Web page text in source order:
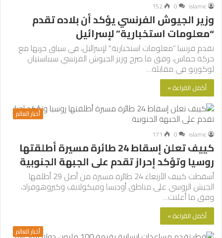
islamic
0
152
وزير الجيوش الفرنسي يؤكد أن بلاده تقدم
“معلومات استخبارية” لإسرائيل
تقدم فرنسا “معلومات استخبارية” لإسرائيل، في سياق حربها مع
حركة حماس، وفق ما صرح وزير الجيوش الفرنسي سيباستيان
لوكورنو في مقابلة…
أكمل القراءة »
أخبار العالم
islamic
0
171
كييف تعلن إسقاط 24 طائرة مسيرة أطلقتها
روسيا وتؤكد إحراز تقدم على الجبهة الجنوبية
أسقطت كييف الأربعاء 24 طائرة مسيرة من أصل 29 أطلقها
الجيش الروسي على مناطق أوديسا وميكولايف وكيروهوفراد،
وفق ما أعلنت…
أكمل القراءة »
أخبار العالم